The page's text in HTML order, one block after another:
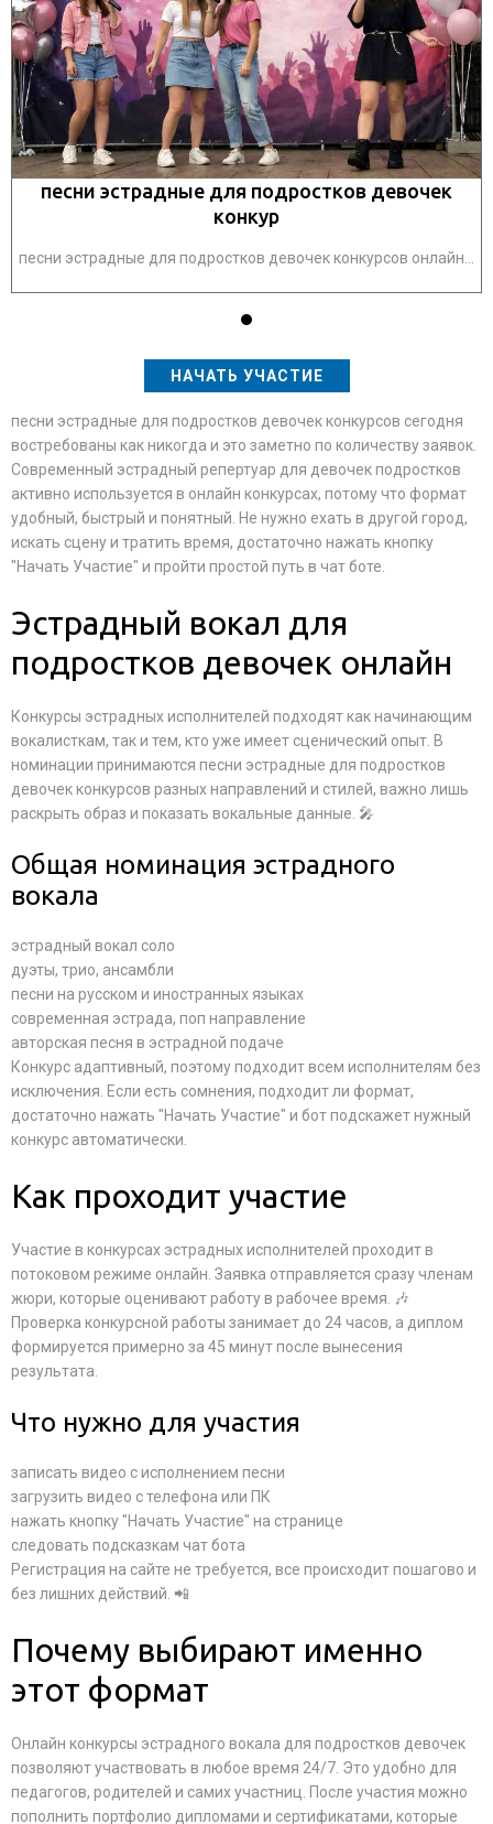
песни эстрадные для подростков девочек
конкур
песни эстрадные для подростков девочек конкурсов онлайн...
НАЧАТЬ УЧАСТИЕ
песни эстрадные для подростков девочек конкурсов сегодня
востребованы как никогда и это заметно по количеству заявок.
Современный эстрадный репертуар для девочек подростков
активно используется в онлайн конкурсах, потому что формат
удобный, быстрый и понятный. Не нужно ехать в другой город,
искать сцену и тратить время, достаточно нажать кнопку
"Начать Участие" и пройти простой путь в чат боте.
Эстрадный вокал для
подростков девочек онлайн
Конкурсы эстрадных исполнителей подходят как начинающим
вокалисткам, так и тем, кто уже имеет сценический опыт. В
номинации принимаются песни эстрадные для подростков
девочек конкурсов разных направлений и стилей, важно лишь
раскрыть образ и показать вокальные данные. 🎤
Общая номинация эстрадного
вокала
эстрадный вокал соло
дуэты, трио, ансамбли
песни на русском и иностранных языках
современная эстрада, поп направление
авторская песня в эстрадной подаче
Конкурс адаптивный, поэтому подходит всем исполнителям без
исключения. Если есть сомнения, подходит ли формат,
достаточно нажать "Начать Участие" и бот подскажет нужный
конкурс автоматически.
Как проходит участие
Участие в конкурсах эстрадных исполнителей проходит в
потоковом режиме онлайн. Заявка отправляется сразу членам
жюри, которые оценивают работу в рабочее время. 🎶
Проверка конкурсной работы занимает до 24 часов, а диплом
формируется примерно за 45 минут после вынесения
результата.
Что нужно для участия
записать видео с исполнением песни
загрузить видео с телефона или ПК
нажать кнопку "Начать Участие" на странице
следовать подсказкам чат бота
Регистрация на сайте не требуется, все происходит пошагово и
без лишних действий. 📲
Почему выбирают именно
этот формат
Онлайн конкурсы эстрадного вокала для подростков девочек
позволяют участвовать в любое время 24/7. Это удобно для
педагогов, родителей и самих участниц. После участия можно
пополнить портфолио дипломами и сертификатами, которые